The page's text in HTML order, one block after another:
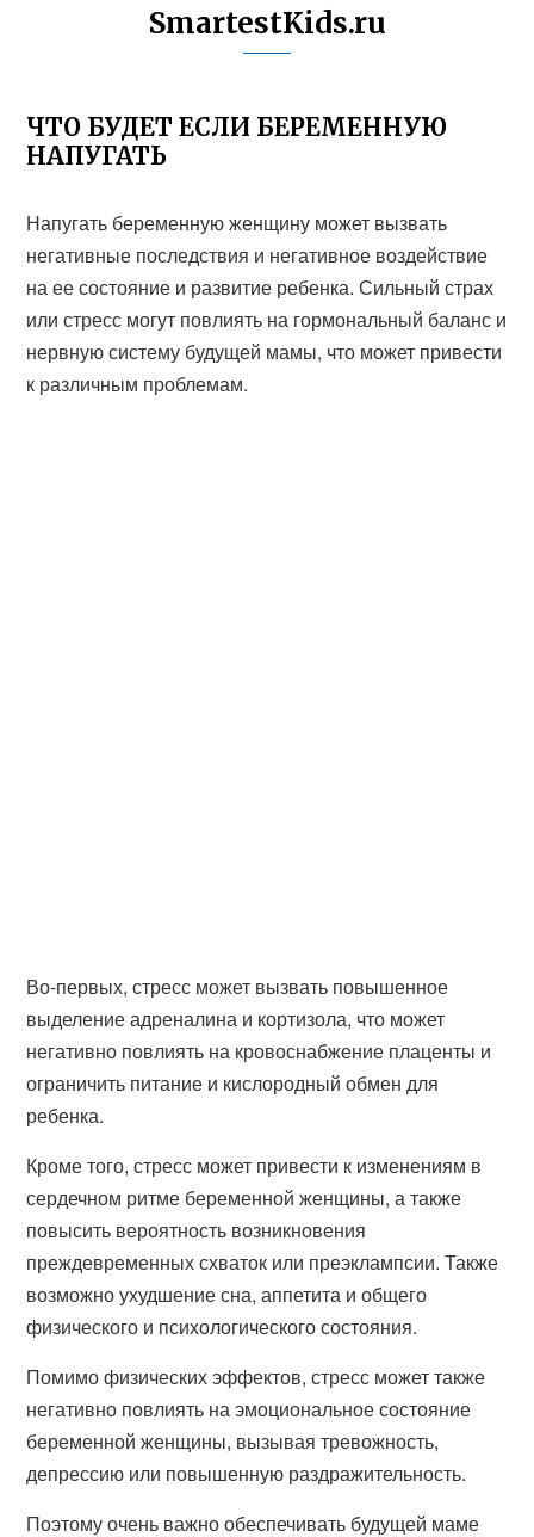
SmartestKids.ru
ЧТО БУДЕТ ЕСЛИ БЕРЕМЕННУЮ
НАПУГАТЬ
Напугать беременную женщину может вызвать
негативные последствия и негативное воздействие
на ее состояние и развитие ребенка. Сильный страх
или стресс могут повлиять на гормональный баланс и
нервную систему будущей мамы, что может привести
к различным проблемам.
Во-первых, стресс может вызвать повышенное
выделение адреналина и кортизола, что может
негативно повлиять на кровоснабжение плаценты и
ограничить питание и кислородный обмен для
ребенка.
Кроме того, стресс может привести к изменениям в
сердечном ритме беременной женщины, а также
повысить вероятность возникновения
преждевременных схваток или преэклампсии. Также
возможно ухудшение сна, аппетита и общего
физического и психологического состояния.
Помимо физических эффектов, стресс может также
негативно повлиять на эмоциональное состояние
беременной женщины, вызывая тревожность,
депрессию или повышенную раздражительность.
Поэтому очень важно обеспечивать будущей маме